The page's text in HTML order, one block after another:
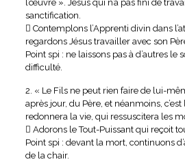
l’œuvre ». Jésus qui n’a pas fini de
sanctification.
 Contemplons l’Apprenti divin dans
regardons Jésus travailler avec son
Point spi : ne laissons pas à d’autres le
difficulté.
2. « Le Fils ne peut rien faire de lui-
après jour, du Père, et néanmoins, c’est
redonnera la vie, qui ressuscitera les
 Adorons le Tout-Puissant qui reçoit
Point spi : devant la mort, continuons
de la chair.